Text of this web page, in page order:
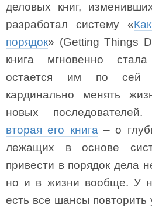
деловых книг,
разработал систему «
порядок» (Getting Things
книга мгновенно
остается им по сей
кардинально менять
новых
вторая его книга – о
лежащих в основе
привести в порядок дела
но и в жизни вообще. У
есть все шансы повторить